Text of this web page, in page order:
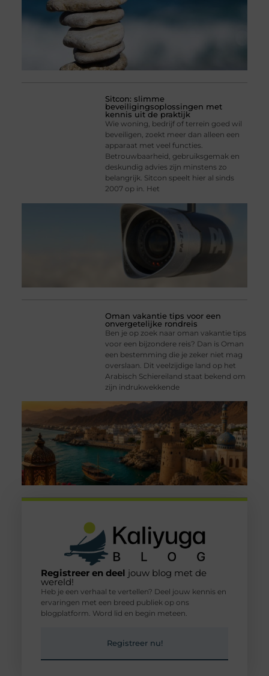
Sitcon: slimme
beveiligingsoplossingen met
kennis uit de praktijk
Wie woning, bedrijf of terrein goed wil
beveiligen, zoekt meer dan alleen een
apparaat met veel functies.
Betrouwbaarheid, gebruiksgemak en
deskundig advies zijn minstens zo
belangrijk. Sitcon speelt hier al sinds
2007 op in. Het
Oman vakantie tips voor een
onvergetelijke rondreis
Ben je op zoek naar oman vakantie tips
voor een bijzondere reis? Dan is Oman
een bestemming die je zeker niet mag
overslaan. Dit veelzijdige land op het
Arabisch Schiereiland staat bekend om
zijn indrukwekkende
Registreer en deel jouw blog met de
wereld!
Heb je een verhaal te vertellen? Deel jouw kennis en
ervaringen met een breed publiek op ons
blogplatform. Word lid en begin meteen.
Registreer nu!